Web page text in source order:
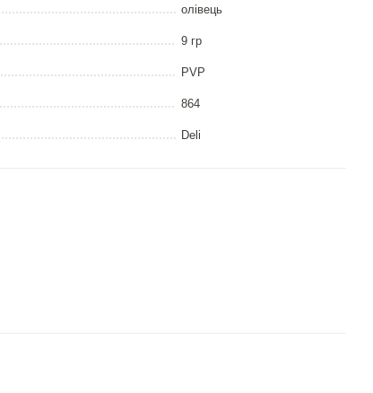
олiвець
9 гр
PVP
864
Deli